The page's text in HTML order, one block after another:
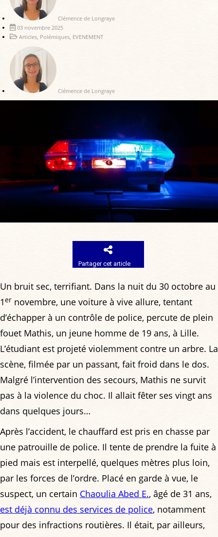
Clémence de Longraye
03 novembre 2025
Articles Polémiques EVENEMENT
Clémence de Longraye
Partager cet article
Un bruit sec, terrifiant. Dans la nuit du 30 octobre au
1er novembre, une voiture à vive allure, tentant
d’échapper à un contrôle de police, percute de plein
fouet Mathis, un jeune homme de 19 ans, à Lille.
L’étudiant est projeté violemment contre un arbre. La
scène, filmée par un passant, fait froid dans le dos.
Malgré l’intervention des secours, Mathis ne survit
pas à la violence du choc. Il allait fêter ses vingt ans
dans quelques jours…
Après l’accident, le chauffard est pris en chasse par
une patrouille de police. Il tente de prendre la fuite à
pied mais est interpellé, quelques mètres plus loin,
par les forces de l’ordre. Placé en garde à vue, le
suspect, un certain Chaoulia Abed E., âgé de 31 ans,
est déjà connu des services de police, notamment
pour des infractions routières. Il était, par ailleurs,